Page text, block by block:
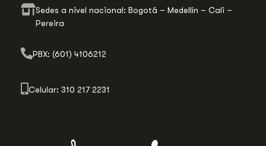
Sedes a nivel nacional: Bogotá – Medellín – Cali –
Pereira
PBX: (601) 4106212
Celular: 310 217 2231